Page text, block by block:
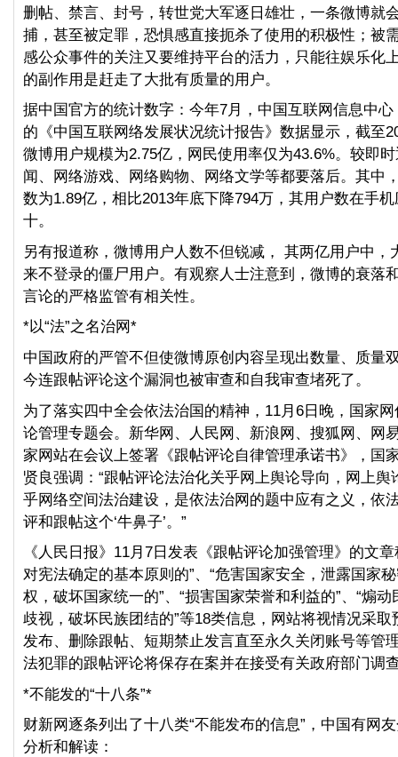
删帖、禁言、封号，转世党大军逐日雄壮，一条微博就
捕，甚至被定罪，恐惧感直接扼杀了使用的积极性；被
感公众事件的关注又要维持平台的活力，只能往娱乐化
的副作用是赶走了大批有质量的用户。
据中国官方的统计数字：今年7月，中国互联网信息中
的《中国互联网络发展状况统计报告》数据显示，截至
微博用户规模为2.75亿，网民使用率仅为43.6%。较即
闻、网络游戏、网络购物、网络文学等都要落后。其中
数为1.89亿，相比2013年底下降794万，其用户数在手
十。
另有报道称，微博用户人数不但锐减， 其两亿用户中，
来不登录的僵尸用户。有观察人士注意到，微博的衰落
言论的严格监管有相关性。
*以“法”之名治网*
中国政府的严管不但使微博原创内容呈现出数量、质量
今连跟帖评论这个漏洞也被审查和自我审查堵死了。
为了落实四中全会依法治国的精神，11月6日晚，国家
论管理专题会。新华网、人民网、新浪网、搜狐网、网
家网站在会议上签署《跟帖评论自律管理承诺书》，国
贤良强调：“跟帖评论法治化关乎网上舆论导向，网上舆
乎网络空间法治建设，是依法治网的题中应有之义，依
评和跟帖这个‘牛鼻子’。”
《人民日报》11月7日发表《跟帖评论加强管理》的文
对宪法确定的基本原则的”、“危害国家安全，泄露国家
权，破坏国家统一的”、“损害国家荣誉和利益的”、“煽
歧视，破坏民族团结的”等18类信息，网站将视情况采取
发布、删除跟帖、短期禁止发言直至永久关闭账号等管
法犯罪的跟帖评论将保存在案并在接受有关政府部门调
*不能发的“十八条”*
财新网逐条列出了十八类“不能发布的信息”，中国有网
分析和解读：